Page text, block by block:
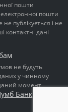
пошти
пошти
публікується і не
контактні дані
не будуть
у чинному
момент
Банк